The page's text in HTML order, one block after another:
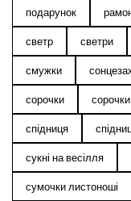
подарунок
светр светри
смужки
сорочки
спідниця
сукні на весілля
сумочки листоноші